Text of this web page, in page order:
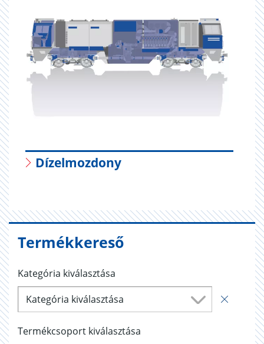
Dízelmozdony
Termékkereső
Kategória kiválasztása
Kategória kiválasztása
Termékcsoport kiválasztása